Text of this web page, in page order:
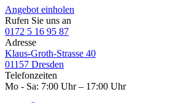
Angebot einholen
Rufen Sie uns an
0172 5 16 95 87
Adresse
Klaus-Groth-Strasse 40
01157 Dresden
Telefonzeiten
Mo - Sa: 7:00 Uhr – 17:00 Uhr